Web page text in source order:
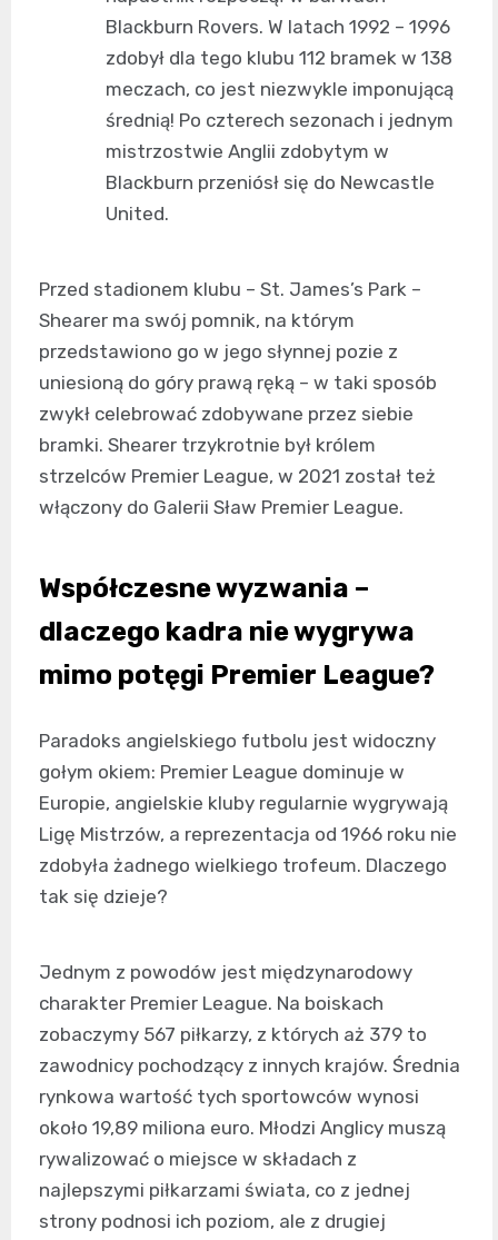
Blackburn Rovers. W latach 1992 – 1996
zdobył dla tego klubu 112 bramek w 138
meczach, co jest niezwykle imponującą
średnią! Po czterech sezonach i jednym
mistrzostwie Anglii zdobytym w
Blackburn przeniósł się do Newcastle
United.
Przed stadionem klubu – St. James’s Park –
Shearer ma swój pomnik, na którym
przedstawiono go w jego słynnej pozie z
uniesioną do góry prawą ręką – w taki sposób
zwykł celebrować zdobywane przez siebie
bramki. Shearer trzykrotnie był królem
strzelców Premier League, w 2021 został też
włączony do Galerii Sław Premier League.
Współczesne wyzwania –
dlaczego kadra nie wygrywa
mimo potęgi Premier League?
Paradoks angielskiego futbolu jest widoczny
gołym okiem: Premier League dominuje w
Europie, angielskie kluby regularnie wygrywają
Ligę Mistrzów, a reprezentacja od 1966 roku nie
zdobyła żadnego wielkiego trofeum. Dlaczego
tak się dzieje?
Jednym z powodów jest międzynarodowy
charakter Premier League. Na boiskach
zobaczymy 567 piłkarzy, z których aż 379 to
zawodnicy pochodzący z innych krajów. Średnia
rynkowa wartość tych sportowców wynosi
około 19,89 miliona euro. Młodzi Anglicy muszą
rywalizować o miejsce w składach z
najlepszymi piłkarzami świata, co z jednej
strony podnosi ich poziom, ale z drugiej